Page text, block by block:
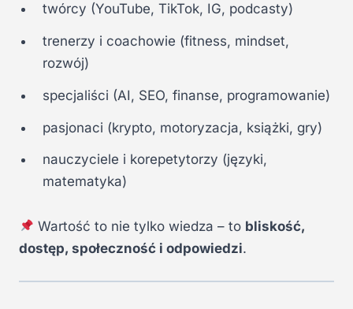
twórcy (YouTube, TikTok, IG, podcasty)
trenerzy i coachowie (fitness, mindset,
rozwój)
specjaliści (AI, SEO, finanse, programowanie)
pasjonaci (krypto, motoryzacja, książki, gry)
nauczyciele i korepetytorzy (języki,
matematyka)
Wartość to nie tylko wiedza – to bliskość,
dostęp, społeczność i odpowiedzi.